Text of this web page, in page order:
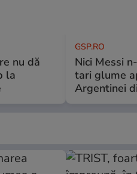
nu dă
la
GSP.RO
Nici Messi
tari glume
Argentinei